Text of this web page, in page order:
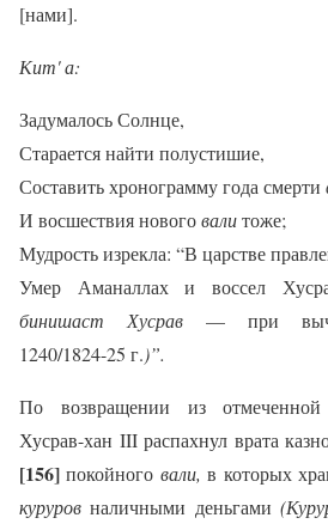
[нами].
Кит' а:
Задумалось Солнце,
Старается найти полустишие,
Составить хронограмму года смерти
И восшествия новоговалитоже;
Мудрость изрекла: “В царстве
Умер Аманаллах и воссел
бинишаст Хусрав — при
1240/1824-25 г.)”.
По возвращении из отмеченной
Хусрав-хан III распахнул врата
[156]покойного вали,в которых
куруровналичными деньгами